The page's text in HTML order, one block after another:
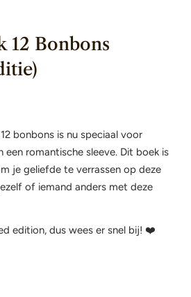
12 Bonbons
bonbons is nu speciaal voor
een romantische sleeve. Dit boek is
je geliefde te verrassen op deze
of iemand anders met deze
edition, dus wees er snel bij! ❤️